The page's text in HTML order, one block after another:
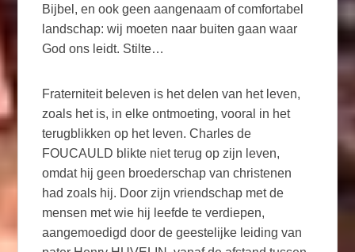
Bijbel, en ook geen aangenaam of comfortabel
landschap: wij moeten naar buiten gaan waar
God ons leidt. Stilte…
Fraterniteit beleven is het delen van het leven,
zoals het is, in elke ontmoeting, vooral in het
terugblikken op het leven. Charles de
FOUCAULD blikte niet terug op zijn leven,
omdat hij geen broederschap van christenen
had zoals hij. Door zijn vriendschap met de
mensen met wie hij leefde te verdiepen,
aangemoedigd door de geestelijke leiding van